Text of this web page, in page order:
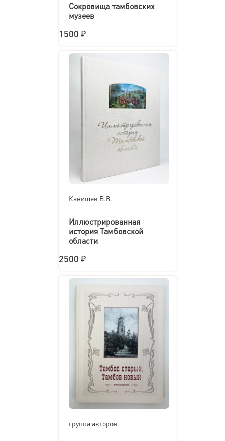
Сокровища тамбовских
музеев
1500 ₽
Канищев В.В.
Иллюстрированная
история Тамбовской
области
2500 ₽
группа авторов